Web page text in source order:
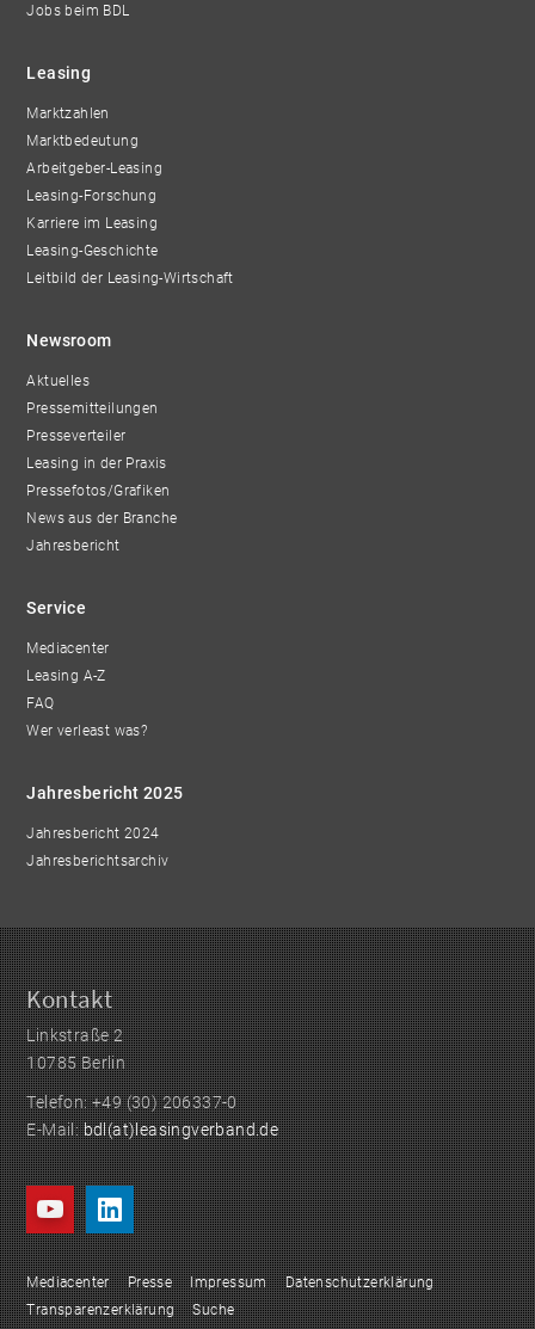
Jobs beim BDL
Leasing
Marktzahlen
Marktbedeutung
Arbeitgeber-Leasing
Leasing-Forschung
Karriere im Leasing
Leasing-Geschichte
Leitbild der Leasing-Wirtschaft
Newsroom
Aktuelles
Pressemitteilungen
Presseverteiler
Leasing in der Praxis
Pressefotos/Grafiken
News aus der Branche
Jahresbericht
Service
Mediacenter
Leasing A-Z
FAQ
Wer verleast was?
Jahresbericht 2025
Jahresbericht 2024
Jahresberichtsarchiv
Kontakt
Linkstraße 2
10785 Berlin
Telefon: +49 (30) 206337-0
E-Mail:bdl(at)leasingverband.de
Mediacenter Presse Impressum
Datenschutzerklärung
Transparenzerklärung
Suche